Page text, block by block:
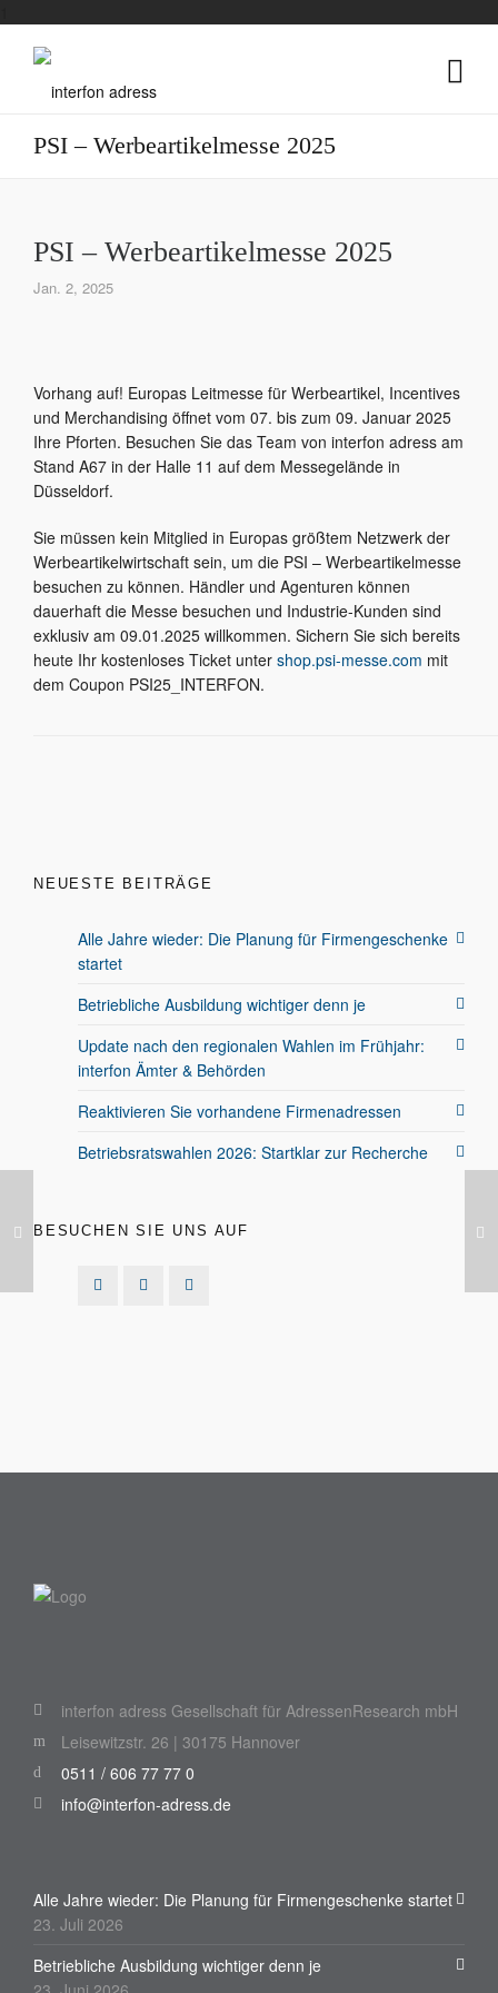
PSI – Werbeartikelmesse 2025
PSI – Werbeartikelmesse 2025
Jan. 2, 2025
Vorhang auf! Europas Leitmesse für Werbeartikel, Incentives
und Merchandising öffnet vom 07. bis zum 09. Januar 2025
Ihre Pforten. Besuchen Sie das Team von interfon adress am
Stand A67 in der Halle 11 auf dem Messegelände in
Düsseldorf.
Sie müssen kein Mitglied in Europas größtem Netzwerk der
Werbeartikelwirtschaft sein, um die PSI – Werbeartikelmesse
besuchen zu können. Händler und Agenturen können
dauerhaft die Messe besuchen und Industrie-Kunden sind
exklusiv am 09.01.2025 willkommen. Sichern Sie sich bereits
heute Ihr kostenloses Ticket unter shop.psi-messe.com mit
dem Coupon PSI25_INTERFON.
NEUESTE BEITRÄGE
Alle Jahre wieder: Die Planung für Firmengeschenke
startet
Betriebliche Ausbildung wichtiger denn je
Update nach den regionalen Wahlen im Frühjahr:
interfon Ämter & Behörden
Reaktivieren Sie vorhandene Firmenadressen
Betriebsratswahlen 2026: Startklar zur Recherche
BESUCHEN SIE UNS AUF
interfon adress Gesellschaft für AdressenResearch mbH
Leisewitzstr. 26 | 30175 Hannover
0511 / 606 77 77 0
info@interfon-adress.de
Alle Jahre wieder: Die Planung für Firmengeschenke startet
23. Juli 2026
Betriebliche Ausbildung wichtiger denn je